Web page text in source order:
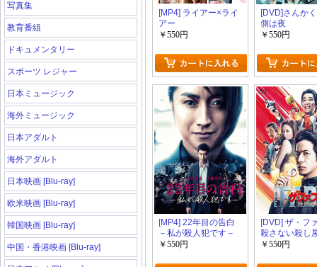
写真集
教育番組
ドキュメンタリー
スポーツ レジャー
日本ミュージック
海外ミュージック
日本アダルト
海外アダルト
日本映画 [Blu-ray]
欧米映画 [Blu-ray]
韓国映画 [Blu-ray]
中国・香港映画 [Blu-ray]
[MP4] ライアー×ライ
アー
￥550円
[DVD]さんか
側は夜
￥550円
[MP4] 22年目の告白
－私が殺人犯です－
￥550円
[DVD] ザ・フ
殺さない殺し
￥550円